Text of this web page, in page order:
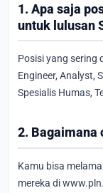
1. Apa saja
untuk lulusan
Posisi yang sering
Engineer, Analyst,
Spesialis Humas,
2. Bagaimana
Kamu bisa
mereka di